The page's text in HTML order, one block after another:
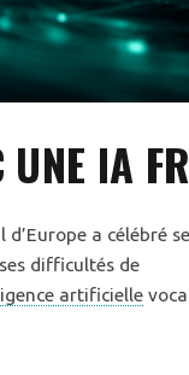
IA
a célébré
difficultés de
artificielle